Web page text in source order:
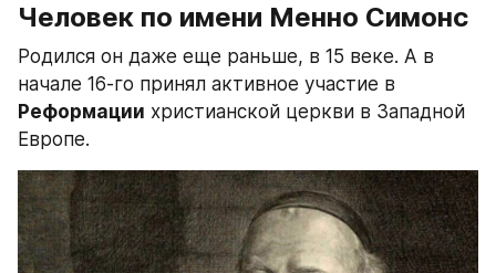
Человек по имени Менно Симонс
Родился он даже еще раньше, в 15 веке. А в
Реформации христианской церкви в Западной
Европе.